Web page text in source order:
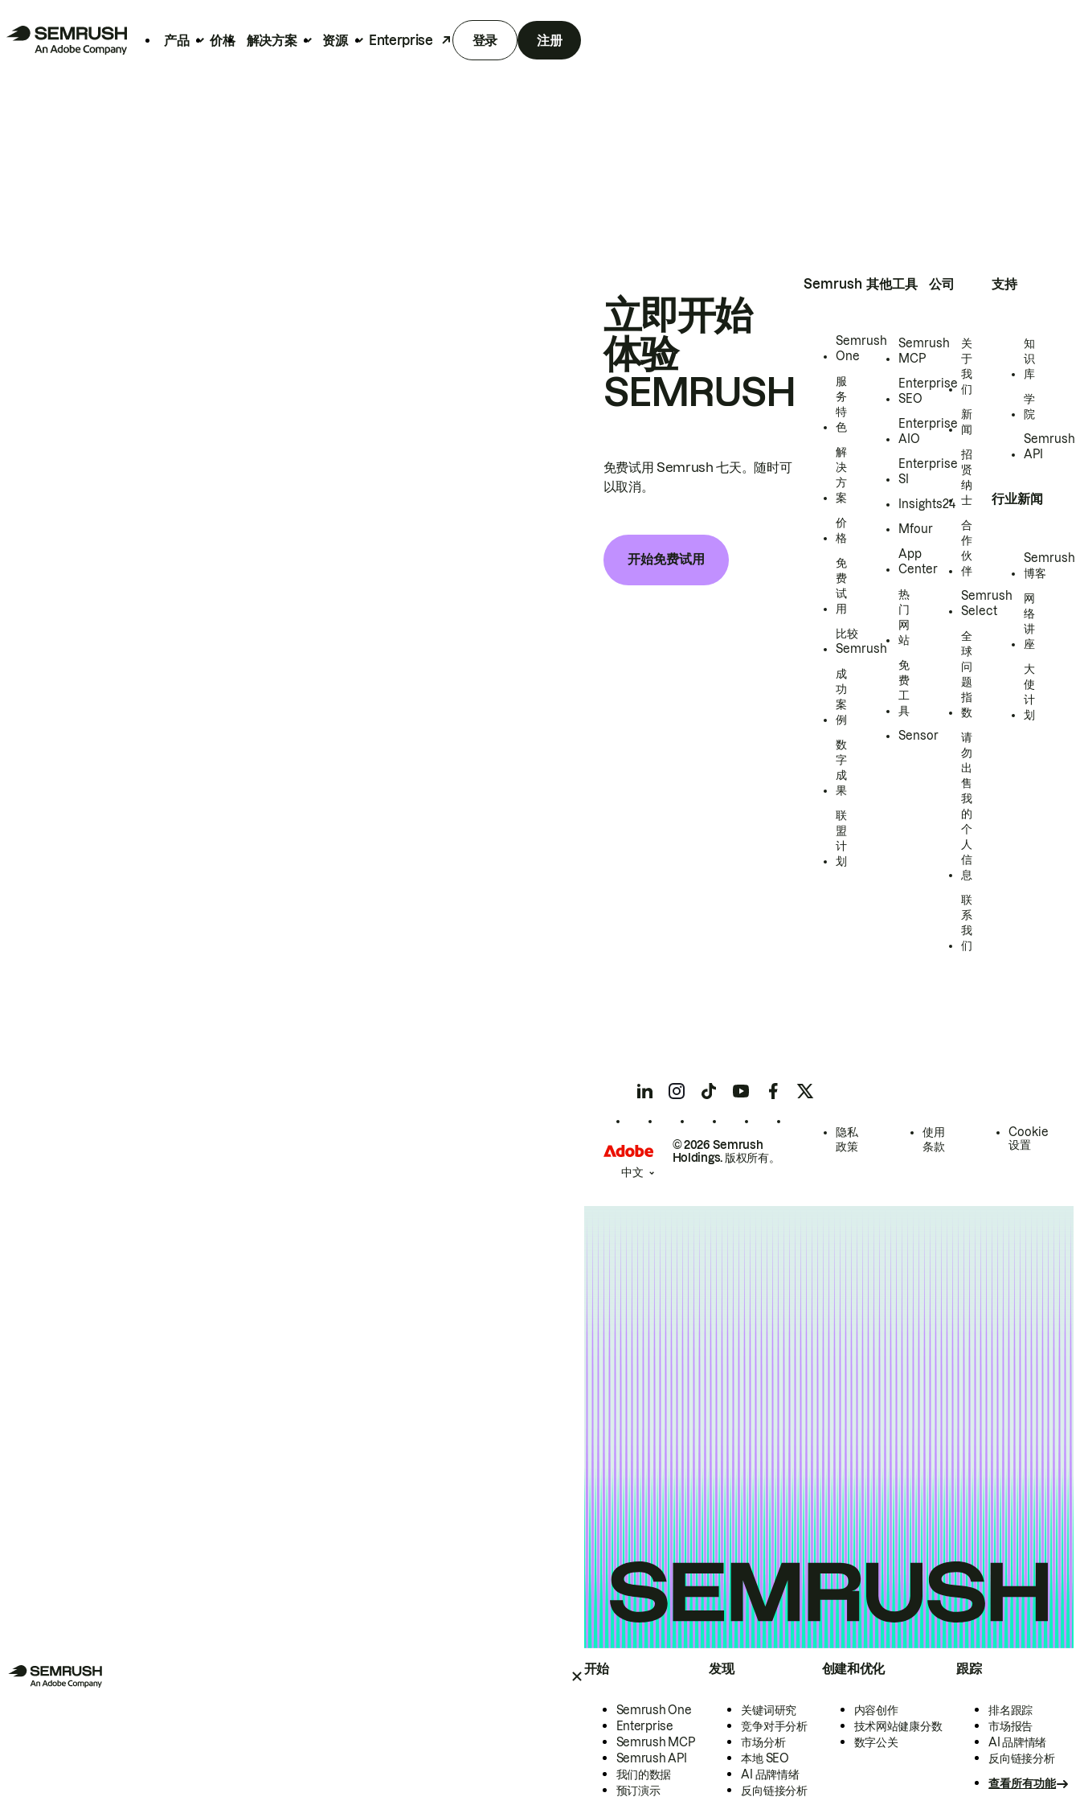
产品 价格 解决方案 资源 Enterprise 登录 注册
开始
Semrush One
Enterprise
Semrush MCP
Semrush API
我们的数据
预订演示
发现
关键词研究
竞争对手分析
市场分析
本地 SEO
AI 品牌情绪
反向链接分析
创建和优化
内容创作
技术网站健康分数
数字公关
跟踪
排名跟踪
市场报告
AI 品牌情绪
反向链接分析
查看所有功能
立即开始
体验
SEMRUSH
免费试用 Semrush 七天。随时可
以取消。
开始免费试用
Semrush
Semrush
One
服
务
特
色
解
决
方
案
价
格
免
费
试
用
比较
Semrush
成
功
案
例
数
字
成
果
联
盟
计
划
其他工具
Semrush
MCP
Enterprise
SEO
Enterprise
AIO
Enterprise
SI
Insights24
Mfour
App
Center
热
门
网
站
免
费
工
具
Sensor
公司
关
于
我
们
新
闻
招
贤
纳
士
合
作
伙
伴
Semrush
Select
全
球
问
题
指
数
请
勿
出
售
我
的
个
人
信
息
联
系
我
们
支持
知
识
库
学
院
Semrush
API
行业新闻
Semrush
博客
网
络
讲
座
大
使
计
划
© 2026 Semrush
Holdings. 版权所有。
隐私
政策
使用
条款
Cookie
设置
中文